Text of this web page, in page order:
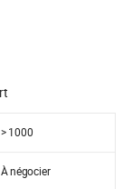
> 1000
À négocier